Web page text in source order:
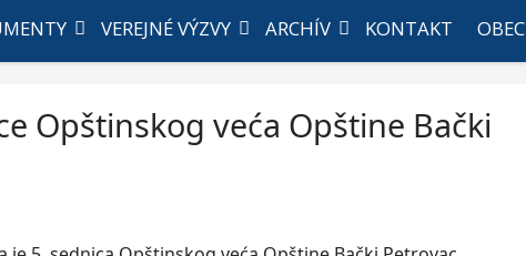
VEREJNÉ VÝZVY ARCHÍV KONTAKT OBEC
Opštinskog veća Opštine Bački